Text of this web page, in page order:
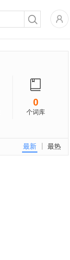
0
个词库
最热
最新